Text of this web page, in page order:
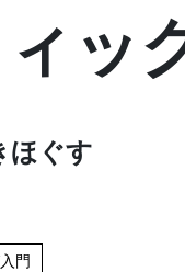
ッ
ほぐす
門